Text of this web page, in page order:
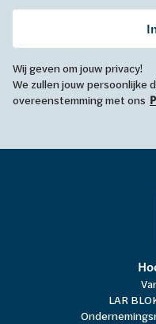
Wij geven om jouw privacy!
We zullen jouw persoonlijke
overeenstemming met ons
LAR